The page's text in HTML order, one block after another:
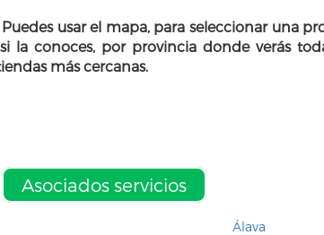
usar el mapa, para seleccionar una
conoces, por provincia donde verás
más cercanas.
Asociados servicios
Álava